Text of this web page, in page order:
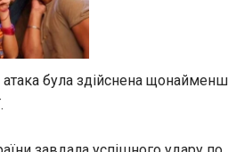
атака була здійснена